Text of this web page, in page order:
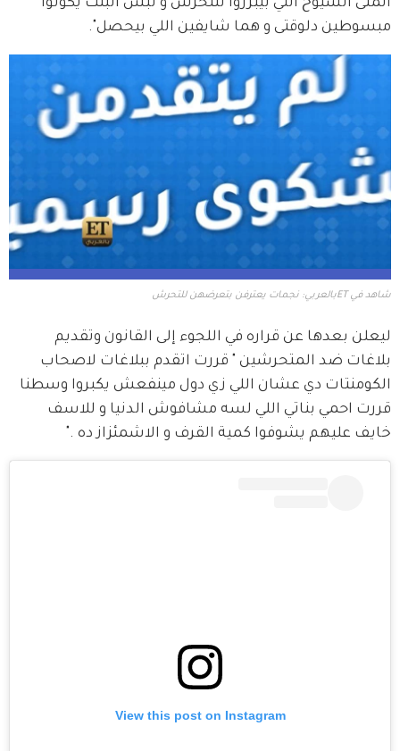
اتمنى الشيوخ اللي بيبرروا للتحرش و لبس البنت يكونوا
مبسوطين دلوقتى و هما شايفين اللي بيحصل".
شاهد في ETبالعربي: نجمات يعترفن بتعرضهن للتحرش
ليعلن بعدها عن قراره في اللجوء إلى القانون وتقديم
بلاغات ضد المتحرشين " قررت اتقدم ببلاغات لاصحاب
الكومنتات دي عشان اللي زي دول مينفعش يكبروا وسطنا
قررت احمي بناتي اللي لسه مشافوش الدنيا و للاسف
خايف عليهم يشوفوا كمية القرف و الاشمئزاز ده ."
View this post on Instagram